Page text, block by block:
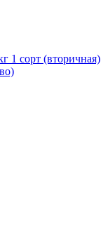
1 сорт (вторичная)